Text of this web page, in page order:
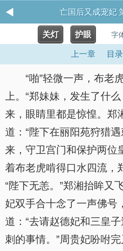
亡国后又成宠妃
关灯 护眼 字体
上一章 目录
“啪”轻微一声，布老
上。“郑妹妹，发生了什
来，眼睛里都是惊惶。郑
道：“陛下在丽阳苑狩猎
来，守卫宫门和保护两位
着布老虎啃得口水四流，
“陛下无恙。”郑湘抬眸又
妃双手合十念了一声佛号
道：“去请赵德妃和三皇
刺的事情。”周贵妃吩咐